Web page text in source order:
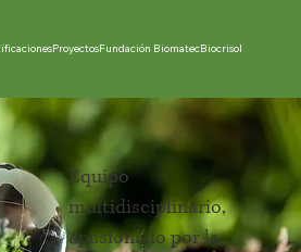
ProyectosFundación BiomatecBiocrisol
Equipo
multidisciplinario,
apasionado por la